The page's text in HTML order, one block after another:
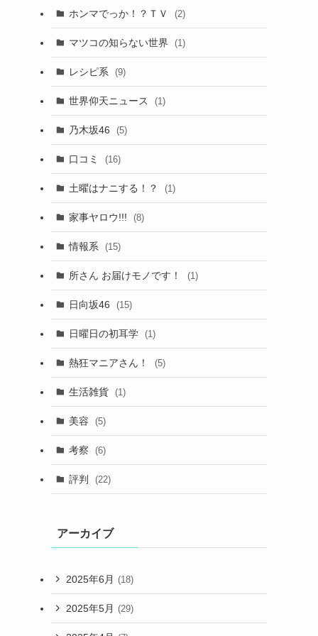
ホンマでっか！？ＴＶ (2)
マツコの知らない世界 (1)
レシピ系 (9)
世界仰天ニュース (1)
乃木坂46 (5)
口コミ (16)
土曜はナニする！？ (1)
家事ヤロウ!!! (8)
情報系 (15)
所さん お届けモノです！ (1)
日向坂46 (15)
日曜日の初耳学 (1)
熱狂マニアさん！ (5)
生活雑貨 (1)
美容 (5)
考察 (6)
評判 (22)
アーカイブ
2025年6月 (18)
2025年5月 (29)